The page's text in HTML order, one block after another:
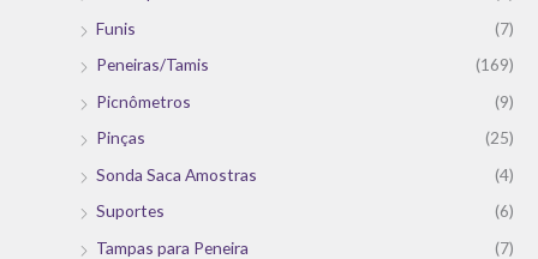
Funis
(7)
Peneiras/Tamis
(169)
Picnômetros
(9)
Pinças
(25)
Sonda Saca Amostras
(4)
Suportes
(6)
Tampas para Peneira
(7)